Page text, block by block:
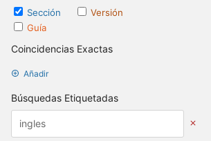
Sección
Versión
Guía
Coincidencias Exactas
Añadir
Búsquedas Etiquetadas